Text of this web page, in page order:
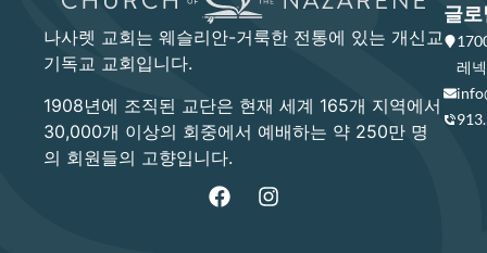
나사렛 교회는 웨슬리안-거룩한 전통에 있는 개신교
기독교 교회입니다.
1908년에 조직된 교단은 현재 세계 165개 지역에서
30,000개 이상의 회중에서 예배하는 약 250만 명
의 회원들의 고향입니다.
글로
레